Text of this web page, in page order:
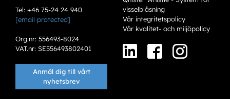
Tel: +46 75-24 24 940
[email protected]
Org.nr: 556493-8024
VAT.nr: SE556493802401
Anmäl dig till vårt
nyhetsbrev
visselblåsning
Vår integritetspolicy
Vår kvalitet- och miljöpolicy